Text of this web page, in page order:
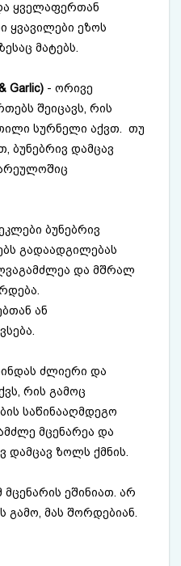
ყველაფერთან
ყვავილები ეზოს
მატებს.
Garlic) - ორივე
შეიცავს, რის
სურნელი აქვთ. თუ
ბუნებრივ დამცავ
ბუნებრივ
გადაადგილებას
და მშრალ
ან
ძლიერი და
რის გამოც
საწინააღმდეგო
მცენარეა და
დამცავ ზოლს ქმნის.
მცენარის ეშინიათ. არ
გამო, მას შორდებიან.